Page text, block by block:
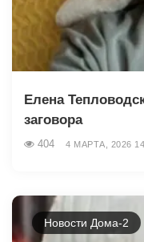
Елена
заговора
404 4 МАРТА, 2026
Новости Дома-2